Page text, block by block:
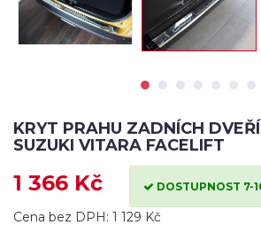
KRYT PRAHU ZADNÍCH
SUZUKI VITARA FACELIFT
1 366 Kč DOSTUPNOST 7-
Cena bez DPH: 1 129 Kč